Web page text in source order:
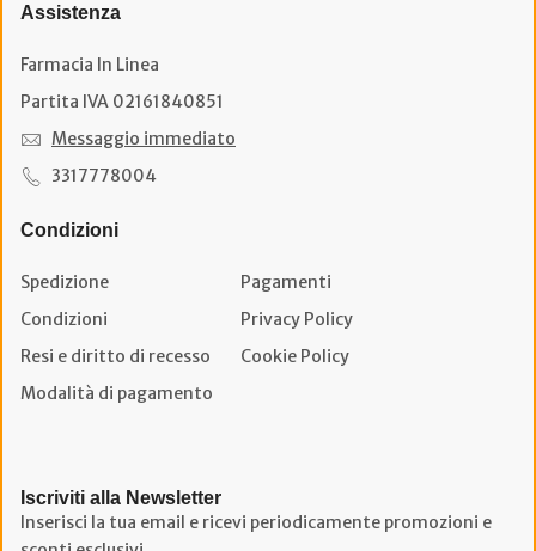
Assistenza
Farmacia In Linea
Partita IVA 02161840851
Messaggio immediato
3317778004
Condizioni
Spedizione
Pagamenti
Condizioni
Privacy Policy
Resi e diritto di recesso
Cookie Policy
Modalità di pagamento
Iscriviti alla Newsletter
Inserisci la tua email e ricevi periodicamente promozioni e